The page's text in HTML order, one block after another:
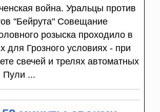
война. Уральцы против
"Бейрута" Совещание
розыска проходило в
для Грозного условиях - при
свечей и трелях автоматных
Пули ...